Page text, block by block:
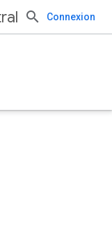
Connexion